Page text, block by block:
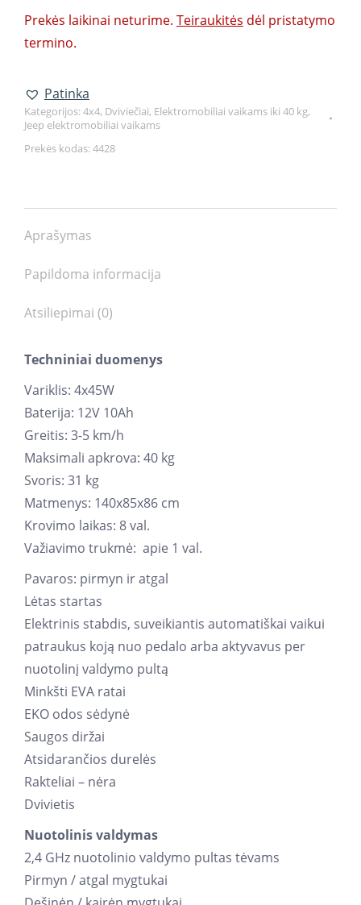
Prekės laikinai neturime. Teiraukitės dėl pristatymo
termino.
Patinka
Kategorijos:4x4, Dviviečiai, Elektromobiliai vaikams iki 40 kg,
Jeep elektromobiliai vaikams
Prekės kodas:4428
Aprašymas
Papildoma informacija
Atsiliepimai (0)
Techniniai duomenys
Variklis: 4x45W
Baterija: 12V 10Ah
Greitis: 3-5 km/h
Maksimali apkrova: 40 kg
Svoris: 31 kg
Matmenys: 140x85x86 cm
Krovimo laikas: 8 val.
Važiavimo trukmė: apie 1 val.
Pavaros: pirmyn ir atgal
Lėtas startas
Elektrinis stabdis, suveikiantis automatiškai vaikui
patraukus koją nuo pedalo arba aktyvavus per
nuotolinį valdymo pultą
Minkšti EVA ratai
EKO odos sėdynė
Saugos diržai
Atsidarančios durelės
Rakteliai – nėra
Dvivietis
Nuotolinis valdymas
2,4 GHz nuotolinio valdymo pultas tėvams
Pirmyn / atgal mygtukai